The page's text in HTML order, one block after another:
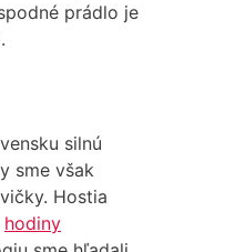
prádlo je
silnú
sme však
Hostia
hodiny